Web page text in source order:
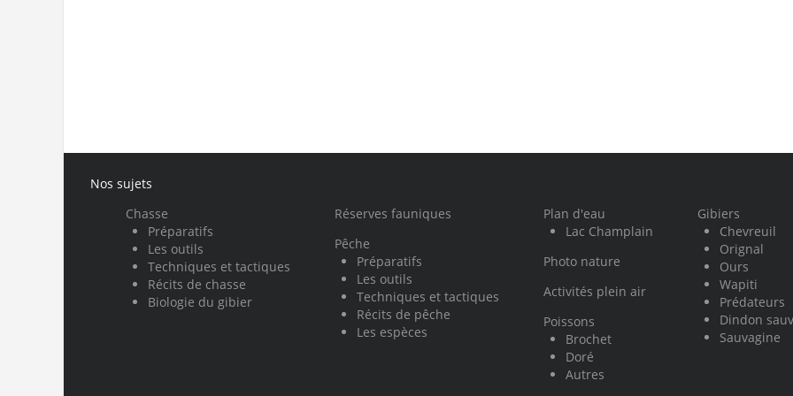
Nos sujets
Chasse
Préparatifs
Les outils
Techniques et tactiques
Récits de chasse
Biologie du gibier
Réserves fauniques
Pêche
Préparatifs
Les outils
Techniques et tactiques
Récits de pêche
Les espèces
Plan d'eau
Lac Champlain
Photo nature
Activités plein air
Poissons
Brochet
Doré
Autres
Gibiers
Chevreuil
Orignal
Ours
Wapiti
Prédateurs
Dindon
Sauvagine